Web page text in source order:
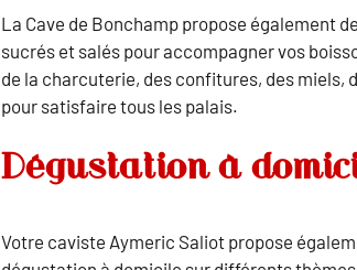
La Cave de Bonchamp propose également
sucrés et salés pour accompagner vos
de la charcuterie, des confitures, des miels,
pour satisfaire tous les palais.
Dégustation à
Votre caviste Aymeric Saliot propose